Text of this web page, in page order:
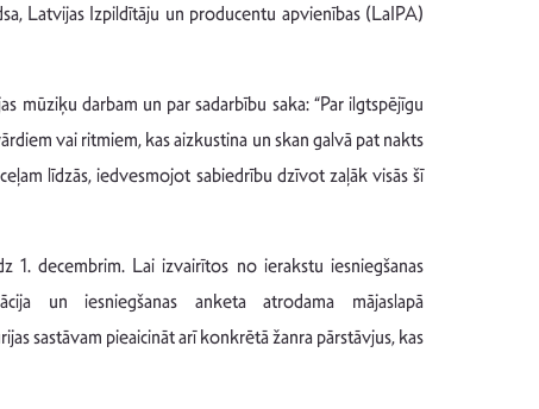
Latvijas Izpildītāju un producentu apvienības (LaIPA)
darbam un par sadarbību saka: “Par ilgtspējīgu
vai ritmiem, kas aizkustina un skan galvā pat nakts
līdzās, iedvesmojot sabiedrību dzīvot zaļāk visās šī
decembrim. Lai izvairītos no ierakstu iesniegšanas
un iesniegšanas anketa atrodama mājaslapā
sastāvam pieaicināt arī konkrētā žanra pārstāvjus, kas